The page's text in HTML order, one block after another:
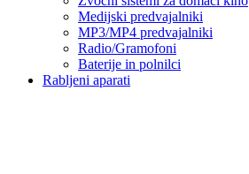
Medijski predvajalniki
MP3/MP4 predvajalniki
Radio/Gramofoni
Baterije in polnilci
Rabljeni aparati